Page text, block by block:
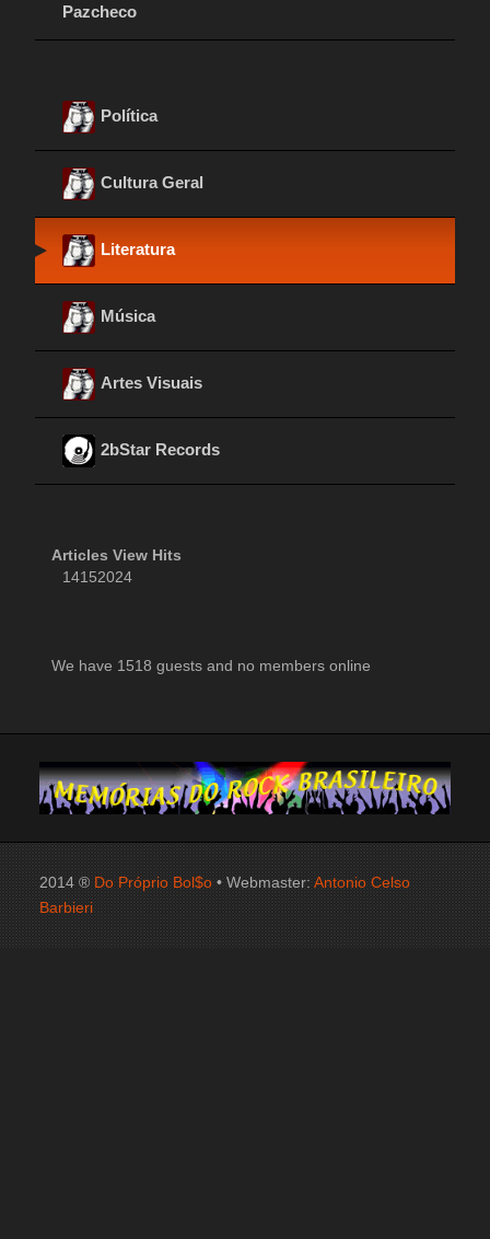
Pazcheco
Política
Cultura Geral
Literatura
Música
Artes Visuais
2bStar Records
Articles View Hits
14152024
We have 1518 guests and no members online
2014 ® Do Próprio Bol$o • Webmaster:Antonio Celso
Barbieri